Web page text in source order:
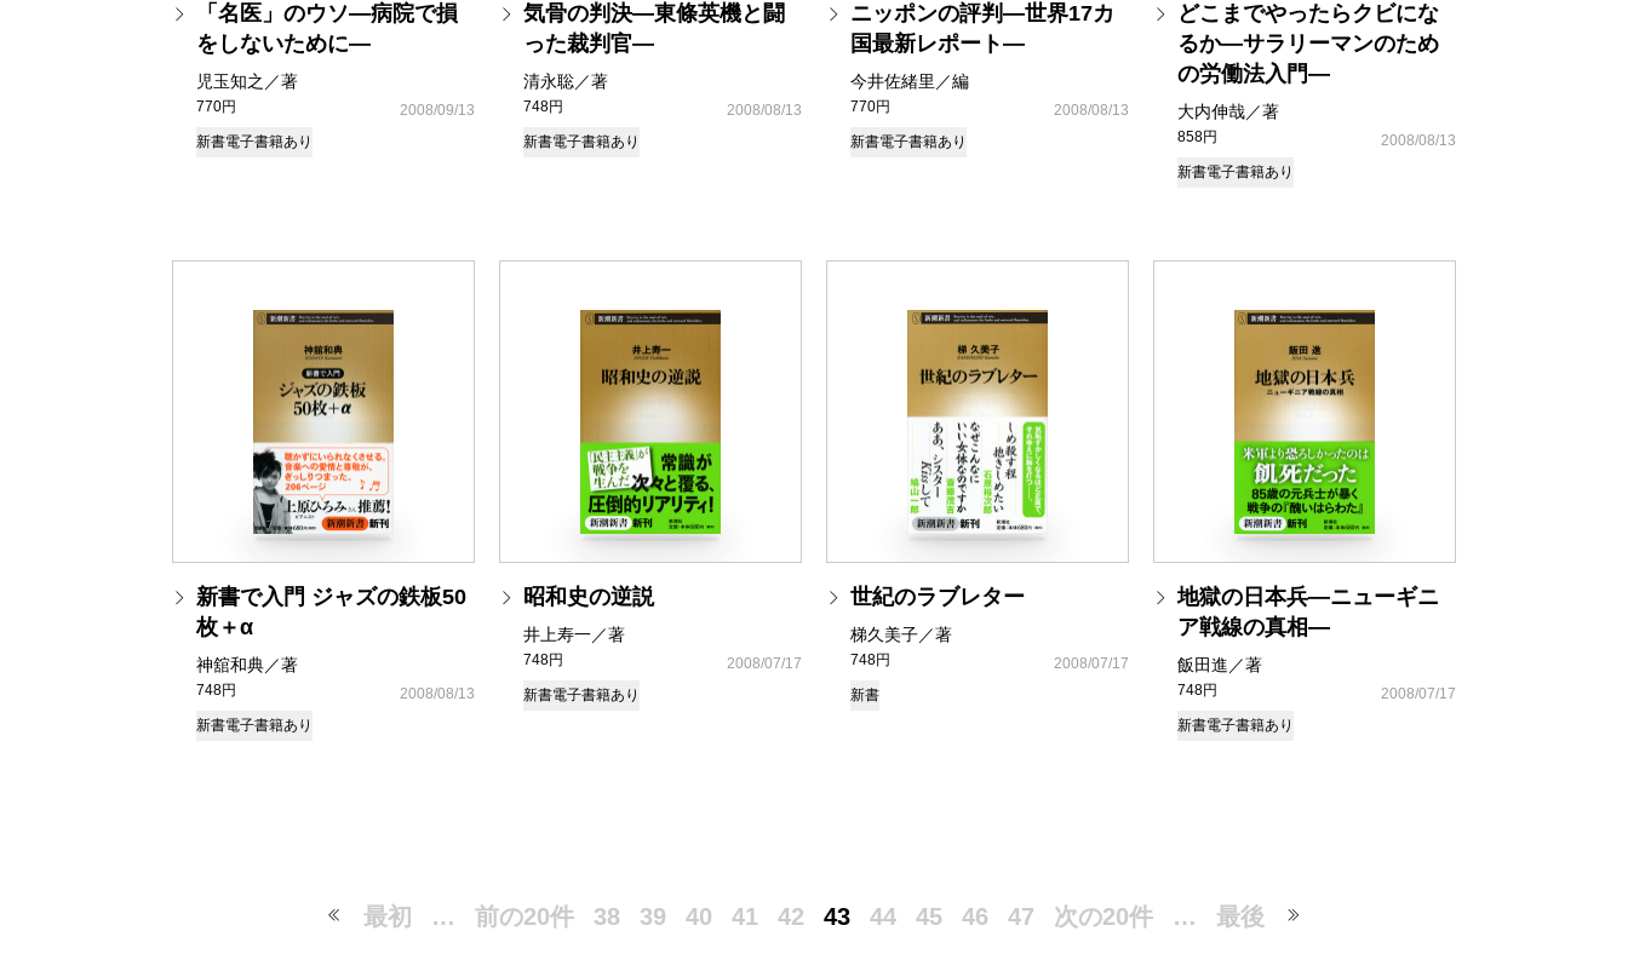
「名医」のウソ―病院で損
をしないために―
児玉知之／著
770円
2008/09/13
新書電子書籍あり
気骨の判決―東條英機と闘
った裁判官―
清永聡／著
748円
2008/08/13
新書電子書籍あり
ニッポンの評判―世界17カ
国最新レポート―
今井佐緒里／編
770円
2008/08/13
新書電子書籍あり
どこまでやったらクビにな
るか―サラリーマンのため
の労働法入門―
大内伸哉／著
858円
2008/08/13
新書電子書籍あり
新書で入門 ジャズの鉄板50
枚＋α
神舘和典／著
748円
2008/08/13
新書電子書籍あり
昭和史の逆説
井上寿一／著
748円
2008/07/17
新書電子書籍あり
世紀のラブレター
梯久美子／著
748円
2008/07/17
新書
地獄の日本兵―ニューギニ
ア戦線の真相―
飯田進／著
748円
2008/07/17
新書電子書籍あり
最初 … 前の20件 38 39 40 41 42 43 44 45 46 47 次の20件 … 最後